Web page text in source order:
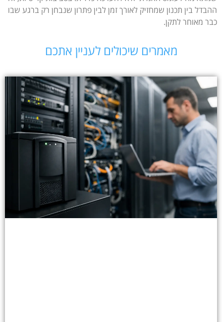
ההבדל בין תכנון שמחזיק לאורך זמן לבין פתרון שנבחן רק ברגע שבו
כבר מאוחר לתקן.
מאמרים שיכולים לעניין אתכם